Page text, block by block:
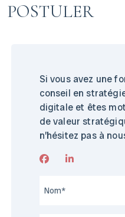
POSTULER
Si vous avez une
conseil en
digitale et êtes
de valeur
n’hésitez pas à